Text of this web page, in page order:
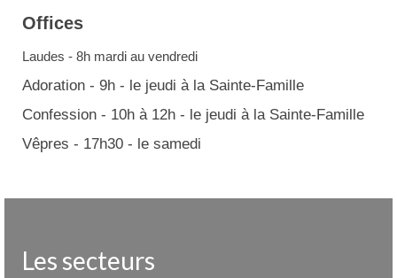
Offices
Laudes - 8h mardi au vendredi
Adoration - 9h - le jeudi à la Sainte-Famille
Confession - 10h à 12h - le jeudi à la Sainte-Famille
Vêpres - 17h30 - le samedi
Les secteurs